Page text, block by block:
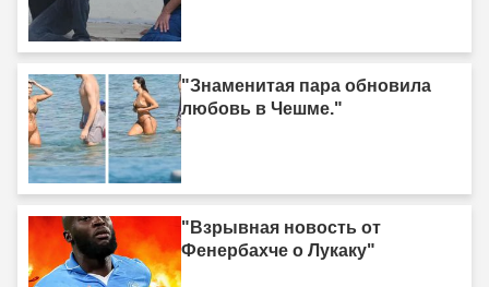
"Знаменитая пара обновила
любовь в Чешме."
"Взрывная новость от
Фенербахче о Лукаку"